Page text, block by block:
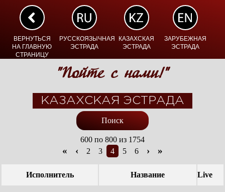
ВЕРНУТЬСЯ
НА ГЛАВНУЮ
СТРАНИЦУ
РУССКОЯЗЫЧНАЯ
ЭСТРАДА
КАЗАХСКАЯ
ЭСТРАДА
ЗАРУБЕЖНАЯ
ЭСТРАДА
"Пойте с нами!"
КАЗАХСКАЯ ЭСТРАДА
Поиск
600 по 800 из 1754
« ‹ 2 3 4 5 6 › »
Исполнитель Название Live